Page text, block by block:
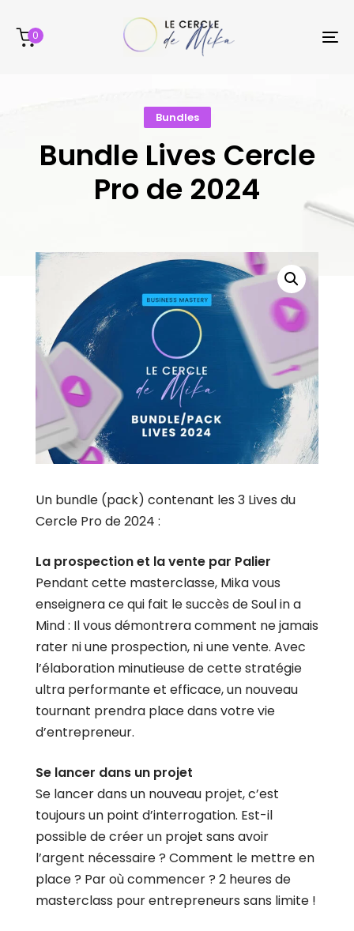
links
content
0
Bundles
Bundle Lives Cercle
Pro de 2024
Un bundle (pack) contenant les 3 Lives du
Cercle Pro de 2024 :
La prospection et la vente par Palier
Pendant cette masterclasse, Mika vous
enseignera ce qui fait le succès de Soul in a
Mind : Il vous démontrera comment ne jamais
rater ni une prospection, ni une vente. Avec
l’élaboration minutieuse de cette stratégie
ultra performante et efficace, un nouveau
tournant prendra place dans votre vie
d’entrepreneur.
Se lancer dans un projet
Se lancer dans un nouveau projet, c’est
toujours un point d’interrogation. Est-il
possible de créer un projet sans avoir
l’argent nécessaire ? Comment le mettre en
place ? Par où commencer ? 2 heures de
masterclass pour entrepreneurs sans limite !